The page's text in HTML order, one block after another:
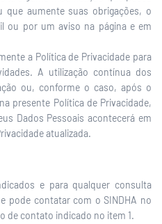
aumente suas obrigações, o
ou por um aviso na página e em
a Política de Privacidade para
A utilização contínua dos
ou, conforme o caso, após o
presente Política de Privacidade,
Dados Pessoais acontecerá em
atualizada.
e para qualquer consulta
pode contatar com o SINDHA no
de contato indicado no item 1.